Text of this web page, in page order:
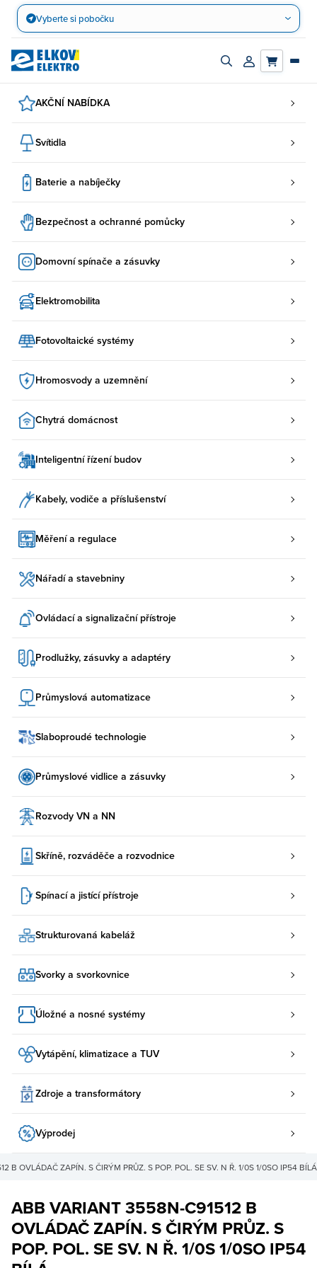
Přejít
obsah
Vyberte si pobočku
Zapnout/vypnout
Přihlásit/
AKČNÍ NABÍDKA
Svítidla
Baterie a nabíječky
Bezpečnost a ochranné pomůcky
Domovní spínače a zásuvky
Elektromobilita
Fotovoltaické systémy
Hromosvody a uzemnění
Chytrá domácnost
Inteligentní řízení budov
Kabely, vodiče a příslušenství
Měření a regulace
Nářadí a stavebniny
Ovládací a signalizační přístroje
Prodlužky, zásuvky a adaptéry
Průmyslová automatizace
Slaboproudé technologie
Průmyslové vidlice a zásuvky
Rozvody VN a NN
Skříně, rozváděče a rozvodnice
Spínací a jistící přístroje
Strukturovaná kabeláž
Svorky a svorkovnice
Úložné a nosné systémy
Vytápění, klimatizace a TUV
Zdroje a transformátory
Výprodej
B OVLÁDAČ ZAPÍN. S ČIRÝM PRŮZ. S POP. POL. SE SV. N Ř. 1/0S 1/0SO IP54 BÍLÁ
ABB VARIANT 3558N-C91512 B
OVLÁDAČ ZAPÍN. S ČIRÝM PRŮZ. S
POP. POL. SE SV. N Ř. 1/0S 1/0SO IP54